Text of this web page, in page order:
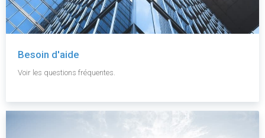
Besoin d'aide
Voir les questions fréquentes.